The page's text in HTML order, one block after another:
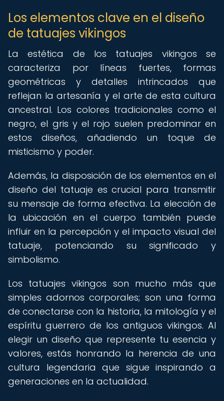
Los elementos clave en el diseño
de tatuajes vikingos
La estética de los tatuajes vikingos se
caracteriza por líneas fuertes, formas
geométricas y detalles intrincados que
reflejan la artesanía y el arte de esta cultura
ancestral. Los colores tradicionales como el
negro, el gris y el rojo suelen predominar en
estos diseños, añadiendo un toque de
misticismo y poder.
Además, la disposición de los elementos en el
diseño del tatuaje es crucial para transmitir
su mensaje de forma efectiva. La elección de
la ubicación en el cuerpo también puede
influir en la percepción y el impacto visual del
tatuaje, potenciando su significado y
simbolismo.
Los tatuajes vikingos son mucho más que
simples adornos corporales; son una forma
de conectarse con la historia, la mitología y el
espíritu guerrero de los antiguos vikingos. Al
elegir un diseño que represente tu esencia y
valores, estás honrando la herencia de una
cultura legendaria que sigue inspirando a
generaciones en la actualidad.